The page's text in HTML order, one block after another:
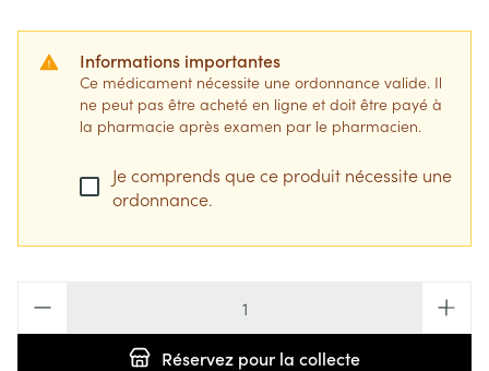
Informations importantes
Ce médicament nécessite une ordonnance valide. Il
ne peut pas être acheté en ligne et doit être payé à
la pharmacie après examen par le pharmacien.
Je comprends que ce produit nécessite une
ordonnance.
Réservez pour la collecte